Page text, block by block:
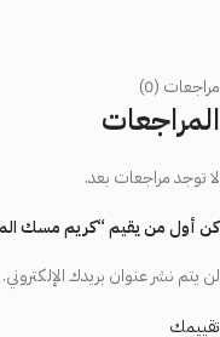
مراجعات (0)
المراجعات
لا توجد مراجعات بعد.
كن أول من يقيم “كريم مسك
لن يتم نشر عنوان بريدك الإلكتروني.
تقييمك